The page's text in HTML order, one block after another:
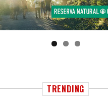
TRENDING